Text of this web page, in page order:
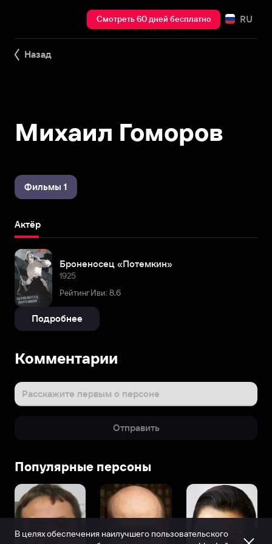
Смотреть 60 дней бесплатно RU
Назад
Михаил Гоморов
Фильмы 1
Актёр
Броненосец «Потемкин»
1925
Рейтинг Иви: 8,6
Подробнее
Комментарии
Расскажите первым о персоне
Отправить
Популярные персоны
В целях обеспечения наилучшего пользовательского